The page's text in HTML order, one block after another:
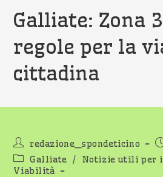
Galliate: Zona
regole per la
cittadina
Autore
dell'articolo:
redazione_spondeticino
Categoria
dell'articolo:
Galliate / Notizie utili per
Viabilità